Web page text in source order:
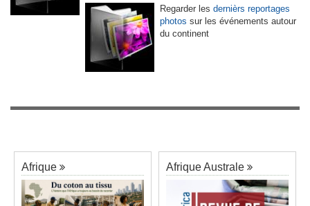
Regarder les dernièrs reportages
photos sur les événements autour
du continent
Afrique Afrique Australe